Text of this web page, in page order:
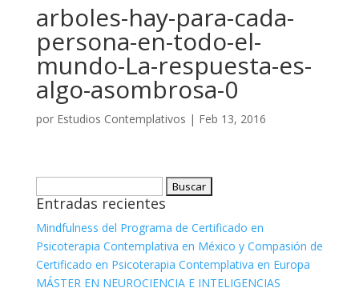
arboles-hay-para-cada-
persona-en-todo-el-
mundo-La-respuesta-es-
algo-asombrosa-0
por Estudios Contemplativos | Feb 13, 2016
Entradas recientes
Mindfulness del Programa de Certificado en
Psicoterapia Contemplativa en México y Compasión de
Certificado en Psicoterapia Contemplativa en Europa
MÁSTER EN NEUROCIENCIA E INTELIGENCIAS